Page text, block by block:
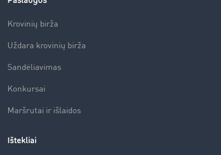
Krovinių birža
Uždara krovinių birža
Sandėliavimas
Konkursai
Maršrutai ir išlaidos
Ištekliai